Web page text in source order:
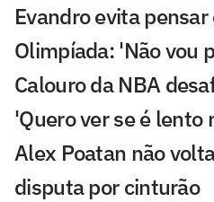
Evandro evita
Olimpíada: 'Não vou
Calouro da NBA
'Quero ver se é lento
Alex Poatan não
disputa por cinturão